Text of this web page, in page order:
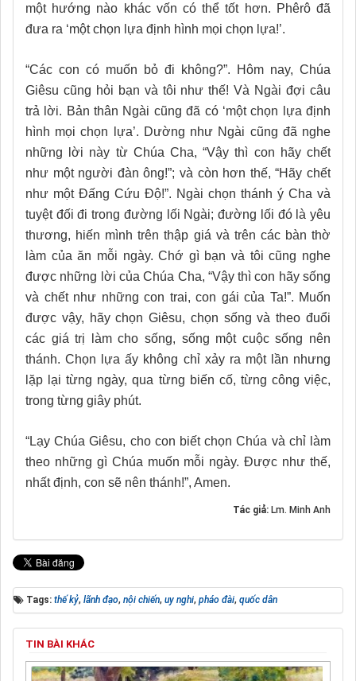
một hướng nào khác vốn có thể tốt hơn. Phêrô đã
đưa ra ‘một chọn lựa định hình mọi chọn lựa!’.
“Các con có muốn bỏ đi không?”. Hôm nay, Chúa
Giêsu cũng hỏi bạn và tôi như thế! Và Ngài đợi câu
trả lời. Bản thân Ngài cũng đã có ‘một chọn lựa định
hình mọi chọn lựa’. Dường như Ngài cũng đã nghe
những lời này từ Chúa Cha, “Vậy thì con hãy chết
như một người đàn ông!”; và còn hơn thế, “Hãy chết
như một Đấng Cứu Độ!”. Ngài chọn thánh ý Cha và
tuyệt đối đi trong đường lối Ngài; đường lối đó là yêu
thương, hiến mình trên thập giá và trên các bàn thờ
làm của ăn mỗi ngày. Chớ gì bạn và tôi cũng nghe
được những lời của Chúa Cha, “Vậy thì con hãy sống
và chết như những con trai, con gái của Ta!”. Muốn
được vậy, hãy chọn Giêsu, chọn sống và theo đuổi
các giá trị làm cho sống, sống một cuộc sống nên
thánh. Chọn lựa ấy không chỉ xảy ra một lần nhưng
lặp lại từng ngày, qua từng biến cố, từng công việc,
trong từng giây phút.
“Lạy Chúa Giêsu, cho con biết chọn Chúa và chỉ làm
theo những gì Chúa muốn mỗi ngày. Được như thế,
nhất định, con sẽ nên thánh!”, Amen.
Tác giả: Lm. Minh Anh
Tags: thế kỷ, lãnh đạo, nội chiến, uy nghi, pháo đài, quốc dân
TIN BÀI KHÁC